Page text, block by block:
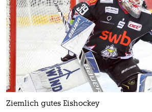
Ziemlich gutes Eishockey